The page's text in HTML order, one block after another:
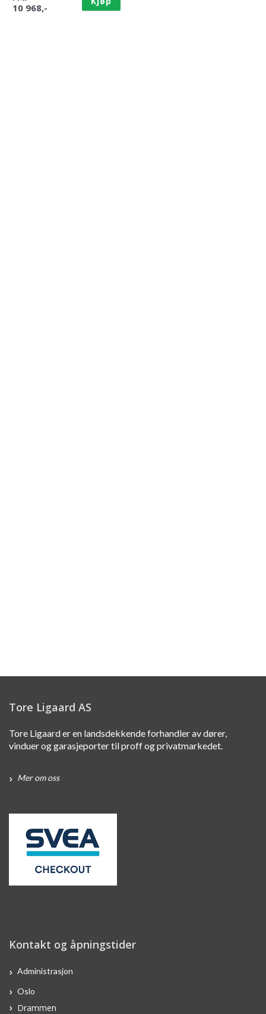
10 968,-
Tore Ligaard AS
Tore Ligaard er en landsdekkende forhandler av dører,
vinduer og garasjeporter til proff og privatmarkedet.
Mer om oss
Kontakt og åpningstider
Administrasjon
Oslo
Drammen